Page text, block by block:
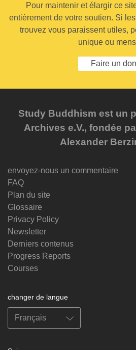
Pour maintenir et élargir ce
entièrement de votre soutien. Si
trouvez vous paraissent utiles,
unique ou
Faire un don
Study Buddhism est un
Archives e.V., fondée
Alexander
envoyez-nous un commentaire
FAQ
Plan du site
Glossaire
Privacy Policy
Newsletter
Derniers contenus
Progress Reports
Courses
changer de langue